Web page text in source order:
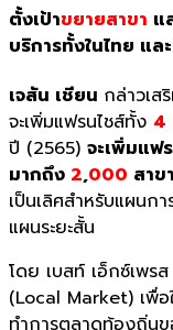
ตั้งเป้าขยายสาขา แ
บริการทั้งในไทย แล
เจสัน เชียน กล่าวเส
จะเพิ่มแฟรนไชส์ทั้ง 4
ปี (2565) จะเพิ่มแฟ
มากถึง 2,000 สาขา
เป็นเลิศสำหรับแผนก
แผนระยะสั้น
โดย เบสท์ เอ็กซ์เพรส
(Local Market) เพื่อ
ทำการตลาดท้องถิ่น